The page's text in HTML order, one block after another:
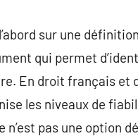
sur une
qui permet
En droit français et
les niveaux de
pas une option